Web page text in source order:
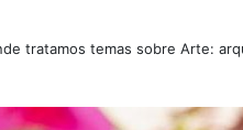
tratamos temas sobre Arte: